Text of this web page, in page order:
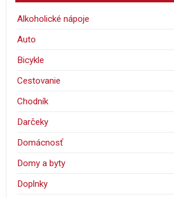
Alkoholické nápoje
Auto
Bicykle
Cestovanie
Chodník
Darčeky
Domácnosť
Domy a byty
Doplnky